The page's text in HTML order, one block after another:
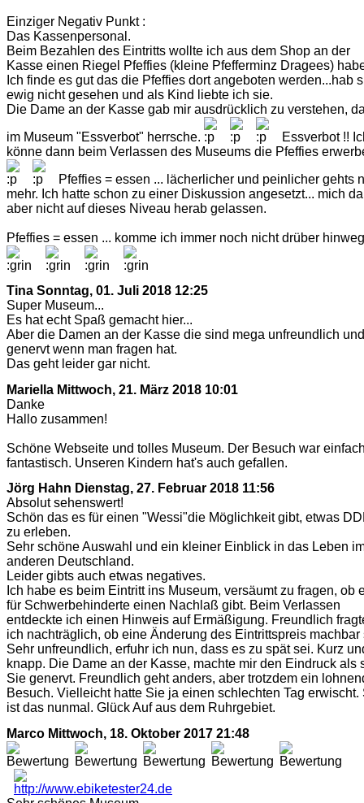
Einziger Negativ Punkt :
Das Kassenpersonal.
Beim Bezahlen des Eintritts wollte ich aus dem Shop an der
Kasse einen Riegel Pfeffies (kleine Pfefferminz Dragees)
Ich finde es gut das die Pfeffies dort angeboten werden...hab
ewig nicht gesehen und als Kind liebte ich sie.
Die Dame an der Kasse gab mir ausdrücklich zu verstehen,
im Museum "Essverbot" herrsche.
Essverbot !!
könne dann beim Verlassen des Museums die Pfeffies
Pfeffies = essen ... lächerlicher und peinlicher gehts
mehr. Ich hatte schon zu einer Diskussion angesetzt... mich
aber nicht auf dieses Niveau herab gelassen.
Pfeffies = essen ... komme ich immer noch nicht drüber hinweg
Tina Sonntag, 01. Juli 2018 12:25
Super Museum...
Es hat echt Spaß gemacht hier...
Aber die Damen an der Kasse die sind mega unfreundlich und
genervt wenn man fragen hat.
Das geht leider gar nicht.
Mariella Mittwoch, 21. März 2018 10:01
Danke
Hallo zusammen!
Schöne Webseite und tolles Museum. Der Besuch war
fantastisch. Unseren Kindern hat's auch gefallen.
Jörg Hahn Dienstag, 27. Februar 2018 11:56
Absolut sehenswert!
Schön das es für einen "Wessi"die Möglichkeit gibt, etwas
zu erleben.
Sehr schöne Auswahl und ein kleiner Einblick in das Leben
anderen Deutschland.
Leider gibts auch etwas negatives.
Ich habe es beim Eintritt ins Museum, versäumt zu fragen, ob
für Schwerbehinderte einen Nachlaß gibt. Beim Verlassen
entdeckte ich einen Hinweis auf Ermäßigung. Freundlich
ich nachträglich, ob eine Änderung des Eintrittspreis machbar
Sehr unfreundlich, erfuhr ich nun, dass es zu spät sei. Kurz
knapp. Die Dame an der Kasse, machte mir den Eindruck als
Sie genervt. Freundlich geht anders, aber trotzdem ein
Besuch. Vielleicht hatte Sie ja einen schlechten Tag erwischt.
ist das nunmal. Glück Auf aus dem Ruhrgebiet.
Marco Mittwoch, 18. Oktober 2017 21:48